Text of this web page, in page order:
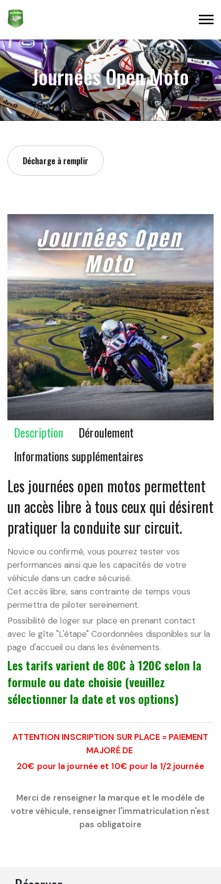
Journées Open Moto
Décharge à remplir
Description
Déroulement
Informations supplémentaires
Les journées open motos permettent
un accès libre à tous ceux qui désirent
pratiquer la conduite sur circuit.
Novice ou confirmé, vous pourrez tester vos
performances ainsi que les capacités de votre
véhicule dans un cadre sécurisé.
Cet accès libre, sans contrainte de temps vous
permettra de piloter sereinement.
Possibilité de loger sur place en prenant contact
avec le gîte "L'étape" Coordonnées disponibles sur la
page d'accueil ou dans les événements.
Les tarifs varient de 80€ à 120€ selon la
formule ou date choisie (veuillez
sélectionner la date et vos options)
ATTENTION INSCRIPTION SUR PLACE = PAIEMENT
MAJORÉ DE
20€ pour la journée et 10€ pour la 1/2 journée
Merci de renseigner la marque et le modèle de
votre véhicule, renseigner l'immatriculation n'est
pas obligatoire